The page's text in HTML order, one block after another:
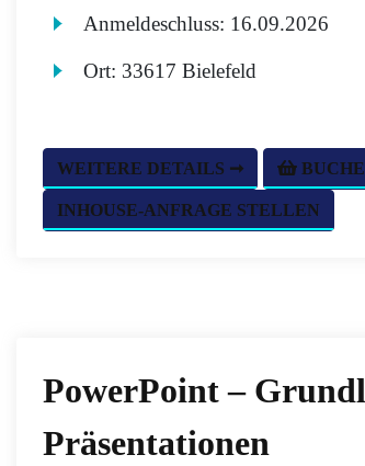
Anmeldeschluss: 16.09.2026
Ort: 33617 Bielefeld
WEITERE DETAILS ➞
INHOUSE-ANFRAGE STELLEN
PowerPoint –
Präsentationen